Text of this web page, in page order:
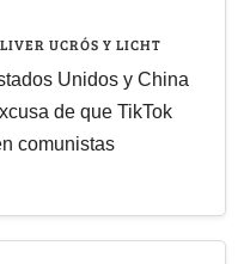
UCRÓS Y LICHT
Unidos y China
de que TikTok
comunistas